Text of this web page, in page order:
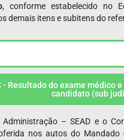
, conforme estabelecido no
demais itens e subitens do
– SEAD e o
nos autos do Mandado
- Resultado do exame
candidato (sub